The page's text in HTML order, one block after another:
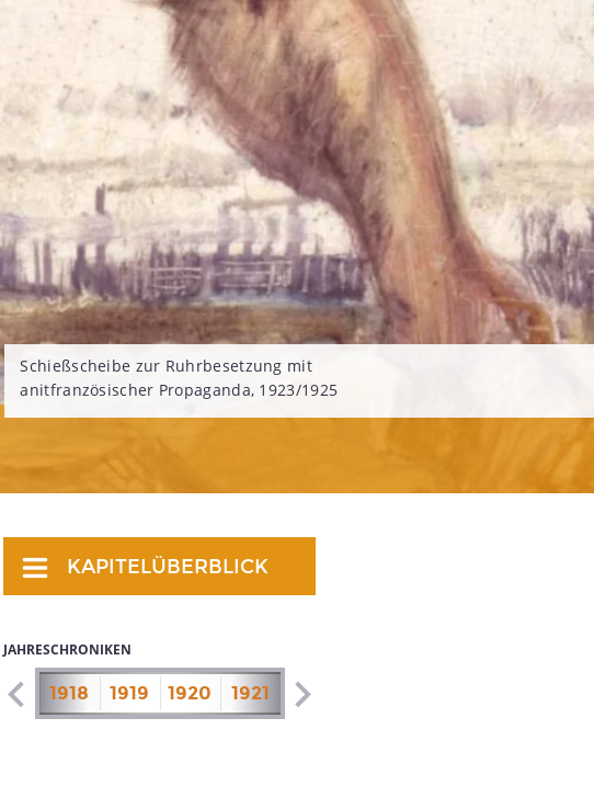
Schießscheibe zur Ruhrbesetzung mit
anitfranzösischer Propaganda, 1923/1925
KAPITELÜBERBLICK
JAHRESCHRONIKEN
1917 1918 1919 1920 1921 1922